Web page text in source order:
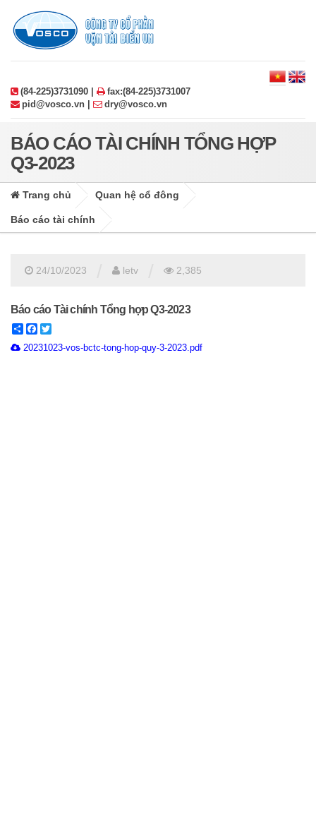
(84-225)3731090 |
fax:(84-225)3731007
pid@vosco.vn |
dry@vosco.vn
BÁO CÁO TÀI CHÍNH TỔNG HỢP
Q3-2023
Trang chủ Quan hệ cổ đông
Báo cáo tài chính
24/10/2023 letv 2,385
Báo cáo Tài chính Tổng hợp Q3-2023
ShareFacebook
20231023-vos-bctc-tong-hop-quy-3-2023.pdf